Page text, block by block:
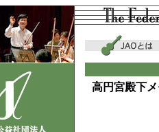
高円宮殿下